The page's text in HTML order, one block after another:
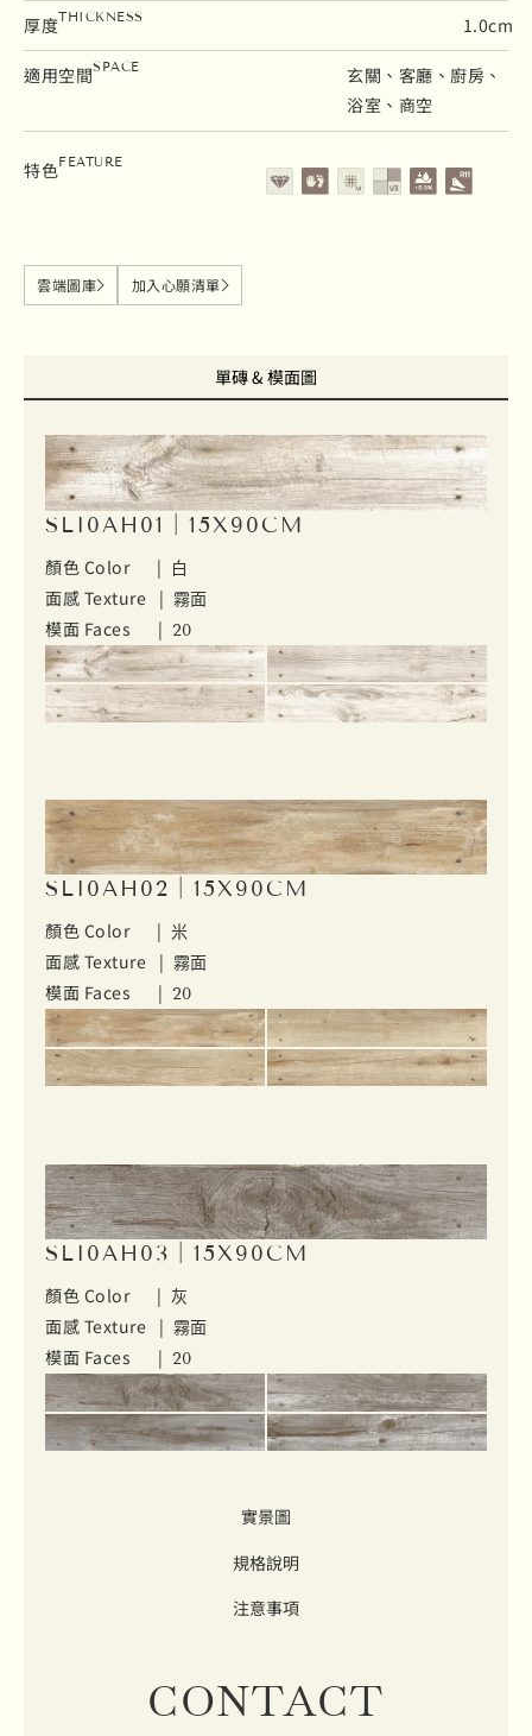
厚度THICKNESS 1.0cm
適用空間SPACE
玄關、客廳、廚房、
浴室、商空
特色FEATURE
雲端圖庫 加入心願清單
單磚 & 模面圖
實景圖
規格說明
注意事項
SLI0AH01｜15X90CM
顏色 Color | 白
面感 Texture | 霧面
模面 Faces | 20
SLI0AH02｜15X90CM
顏色 Color | 米
面感 Texture | 霧面
模面 Faces | 20
SLI0AH03｜15X90CM
顏色 Color | 灰
面感 Texture | 霧面
模面 Faces | 20
CONTACT